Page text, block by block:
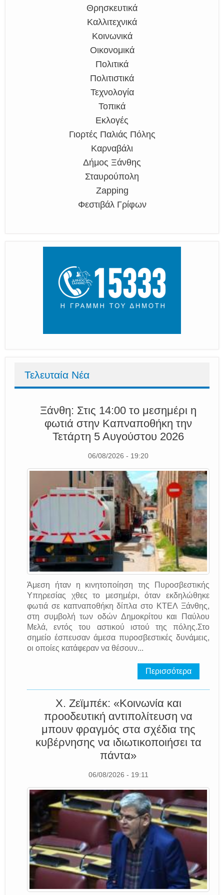
Θρησκευτικά
Καλλιτεχνικά
Κοινωνικά
Οικονομικά
Πολιτικά
Πολιτιστικά
Τεχνολογία
Τοπικά
Εκλογές
Γιορτές Παλιάς Πόλης
Καρναβάλι
Δήμος Ξάνθης
Σταυρούπολη
Zapping
Φεστιβάλ Γρίφων
Τελευταία Νέα
Ξάνθη: Στις 14:00 το μεσημέρι η
φωτιά στην Καπναποθήκη την
Τετάρτη 5 Αυγούστου 2026
06/08/2026 - 19:20
Άμεση ήταν η κινητοποίηση της Πυροσβεστικής
Υπηρεσίας χθες το μεσημέρι, όταν εκδηλώθηκε
φωτιά σε καπναποθήκη δίπλα στο ΚΤΕΛ Ξάνθης,
στη συμβολή των οδών Δημοκρίτου και Παύλου
Μελά, εντός του αστικού ιστού της πόλης.Στο
σημείο έσπευσαν άμεσα πυροσβεστικές δυνάμεις,
οι οποίες κατάφεραν να θέσουν...
Περισσότερα
Χ. Ζεϊμπέκ: «Κοινωνία και
προοδευτική αντιπολίτευση να
μπουν φραγμός στα σχέδια της
κυβέρνησης να ιδιωτικοποιήσει τα
πάντα»
06/08/2026 - 19:11